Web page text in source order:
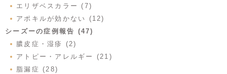
エリザベスカラー (7)
アポキルが効かない (12)
シーズーの症例報告 (47)
膿皮症・湿疹 (2)
アトピー・アレルギー (21)
脂漏症 (28)